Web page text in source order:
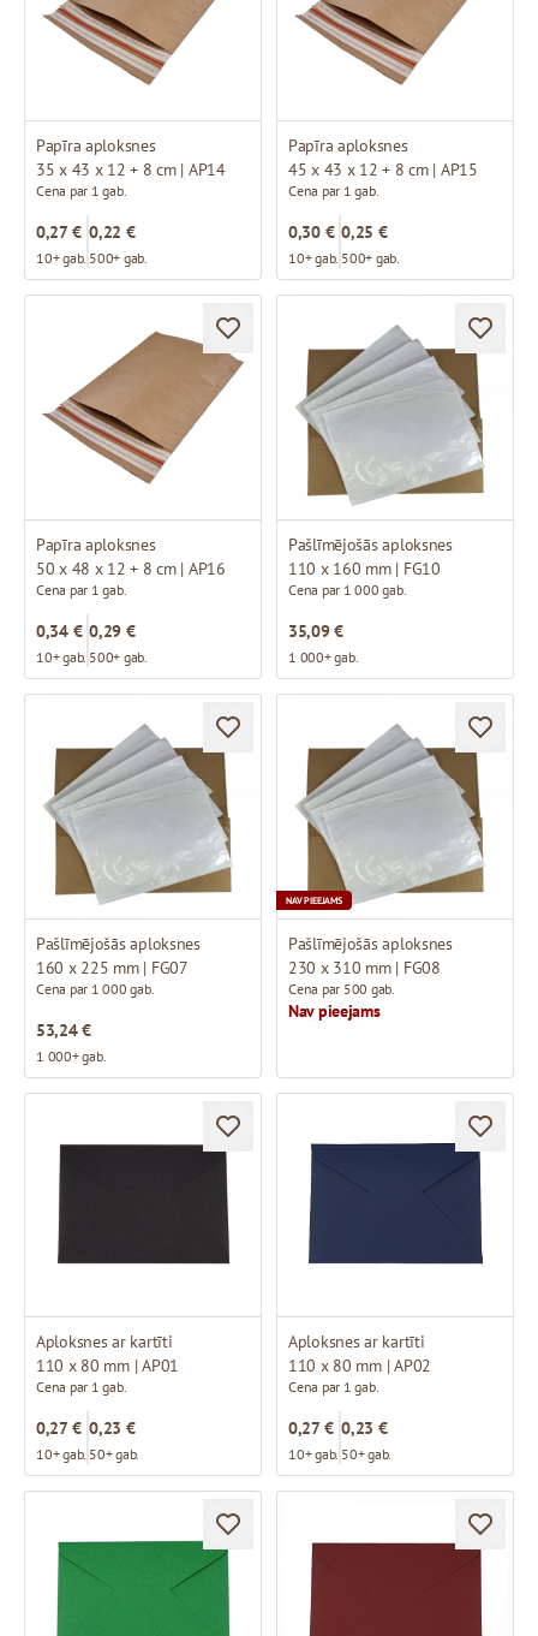
Papīra aploksnes
35 x 43 x 12 + 8 cm | AP14
Cena par 1 gab.
0,27 €
10+ gab.
0,22 €
500+ gab.
Papīra aploksnes
45 x 43 x 12 + 8 cm | AP15
Cena par 1 gab.
0,30 €
10+ gab.
0,25 €
500+ gab.
Papīra aploksnes
50 x 48 x 12 + 8 cm | AP16
Cena par 1 gab.
0,34 €
10+ gab.
0,29 €
500+ gab.
Pašlīmējošās aploksnes
110 x 160 mm | FG10
Cena par 1 000 gab.
35,09 €
1 000+ gab.
Pašlīmējošās aploksnes
160 x 225 mm | FG07
Cena par 1 000 gab.
53,24 €
1 000+ gab.
NAV PIEEJAMS
Pašlīmējošās aploksnes
230 x 310 mm | FG08
Cena par 500 gab.
Nav pieejams
Aploksnes ar kartīti
110 x 80 mm | AP01
Cena par 1 gab.
0,27 €
10+ gab.
0,23 €
50+ gab.
Aploksnes ar kartīti
110 x 80 mm | AP02
Cena par 1 gab.
0,27 €
10+ gab.
0,23 €
50+ gab.